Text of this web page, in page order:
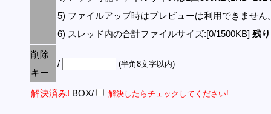
5) ファイルアップ時はプレビューは利用できません
6) スレッド内の合計ファイルサイズ:[0/1500KB] 残
削除
キー
/ (半角8文字以内)
解決済み! BOX/ 解決したらチェックしてください!